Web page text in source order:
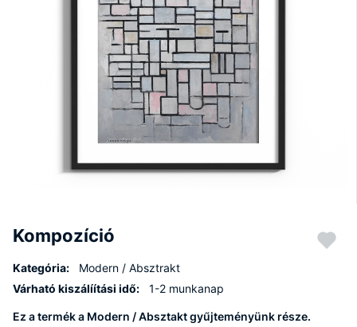
Kompozíció
Kategória:
Modern / Absztrakt
Várható kiszálíítási idő:
1-2 munkanap
Ez a termék a Modern / Absztakt gyűjteményünk része.